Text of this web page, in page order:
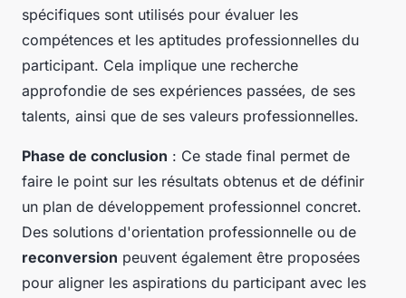
spécifiques sont utilisés pour évaluer les
compétences et les aptitudes professionnelles du
participant. Cela implique une recherche
approfondie de ses expériences passées, de ses
talents, ainsi que de ses valeurs professionnelles.
Phase de conclusion : Ce stade final permet de
faire le point sur les résultats obtenus et de définir
un plan de développement professionnel concret.
Des solutions d'orientation professionnelle ou de
reconversion peuvent également être proposées
pour aligner les aspirations du participant avec les